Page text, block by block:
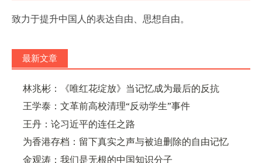
致力于提升中国人的表达自由、思想自由。
最新文章
林兆彬：《唯红花绽放》当记忆成为最后的反抗
王学泰：文革前高校清理“反动学生”事件
王丹：论习近平的连任之路
为香港存档：留下真实之声与被迫删除的自由记忆
金观涛：我们是无根的中国知识分子